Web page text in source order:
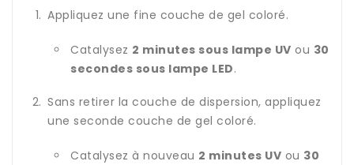
Appliquez une fine couche de gel coloré.
Catalysez 2 minutes sous lampe UV ou 30
secondes sous lampe LED.
Sans retirer la couche de dispersion, appliquez
une seconde couche de gel coloré.
Catalysez à nouveau 2 minutes UV ou 30